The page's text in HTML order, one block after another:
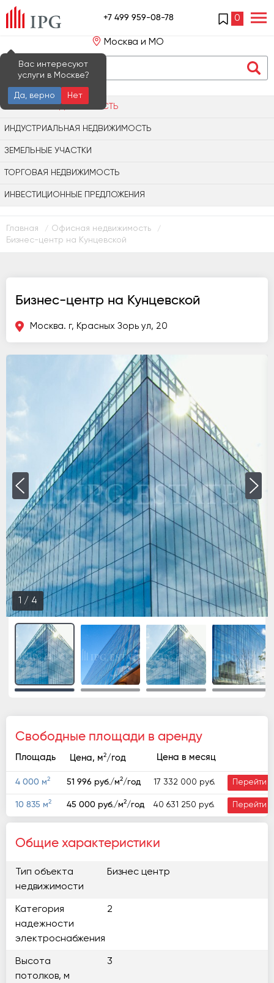
+7 499 959-08-78 0
Москва и МО
Вас интересуют
услуги в Москве?
Да, верно
Нет
ОФИСНАЯ НЕДВИЖИМОСТЬ
ИНДУСТРИАЛЬНАЯ НЕДВИЖИМОСТЬ
ЗЕМЕЛЬНЫЕ УЧАСТКИ
ТОРГОВАЯ НЕДВИЖИМОСТЬ
ИНВЕСТИЦИОННЫЕ ПРЕДЛОЖЕНИЯ
Главная / Офисная недвижимость /
Бизнес-центр на Кунцевской
Бизнес-центр на Кунцевской
Москва. г, Красных Зорь ул, 20
2 /4
Свободные площади в аренду
Площадь Цена, м2 /год Цена в месяц
4 000 м2 51 996 руб./м2/год 17 332 000 руб. Перейти
10 835 м2 45 000 руб./м2/год 40 631 250 руб. Перейти
Общие характеристики
Тип объекта
недвижимости
Бизнес центр
Категория
надежности
электроснабжения
2
Высота
потолков, м
3